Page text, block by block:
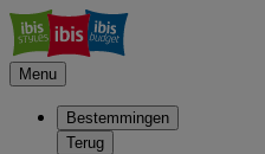
Menu
Bestemmingen
Terug